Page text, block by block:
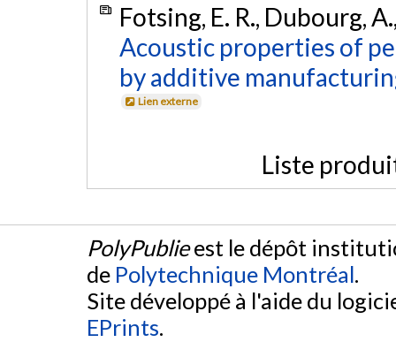
Fotsing, E. R., Dubourg,
Acoustic properties of
by additive
Lien externe
Liste
PolyPublieest le dépôt
de Polytechnique Montréal.
Site développé à l'aide du
EPrints.